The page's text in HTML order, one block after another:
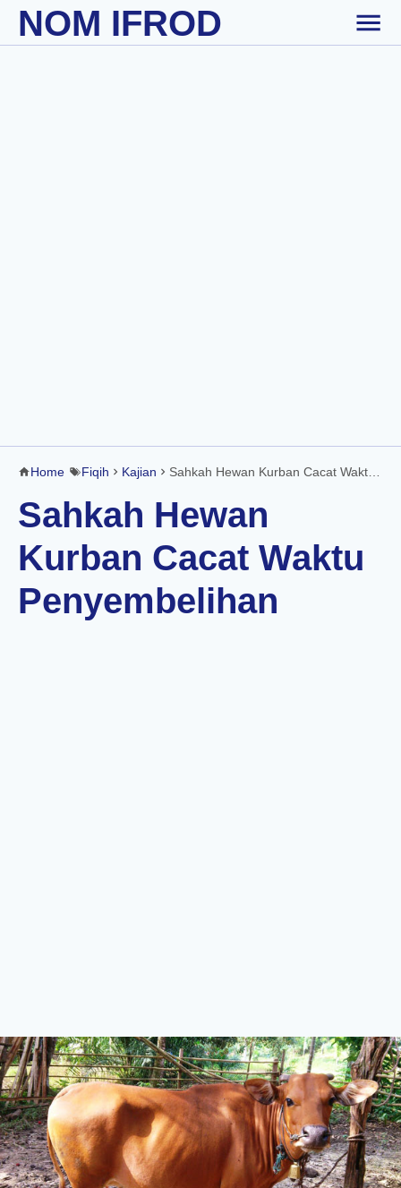
Skip to main content
NOM IFROD
Home Fiqih Kajian Sahkah Hewan Kurban Cacat Waktu Penyembelihan
Sahkah Hewan
Kurban Cacat Waktu
Penyembelihan